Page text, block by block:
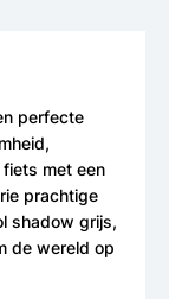
perfecte
met een
prachtige
shadow grijs,
de wereld op